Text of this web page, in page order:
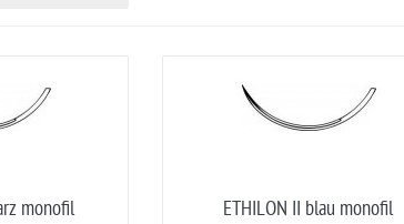
monofil ETHILON II blau monofil